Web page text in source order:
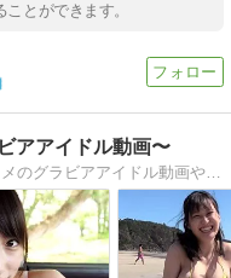
とができます。
アアイドル動画〜
グラビアアイドル動画の紹介オススメのグラビアアイドル動画やイメージビデオ【IV】を紹介しますよ！